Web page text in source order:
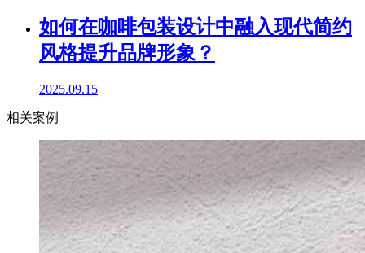
如何在咖啡包装设计中融入现代简约
风格提升品牌形象？
2025.09.15
相关案例